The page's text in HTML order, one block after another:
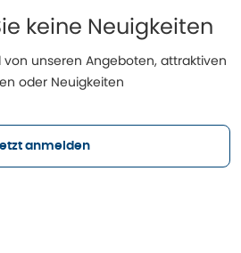
keine Neuigkeiten
von unseren Angeboten, attraktiven
oder Neuigkeiten
anmelden